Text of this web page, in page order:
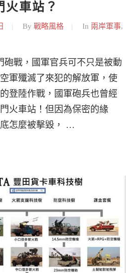
火車站？
By 戰略風格 In 兩岸軍事,
砲戰，國軍官兵可不只是被動
軍殲滅了來犯的解放軍，使
登陸作戰，國軍砲兵也曾經
火車站！但因為保密的緣
怎麼被擊毀， …